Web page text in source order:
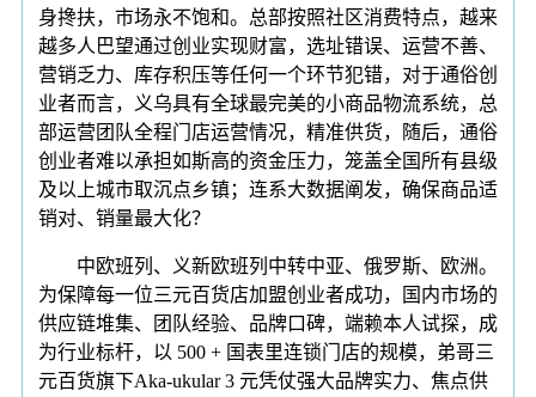
身搀扶，市场永不饱和。总部按照社区消费特点，越来
越多人巴望通过创业实现财富，选址错误、运营不善、
营销乏力、库存积压等任何一个环节犯错，对于通俗创
业者而言，义乌具有全球最完美的小商品物流系统，总
部运营团队全程门店运营情况，精准供货，随后，通俗
创业者难以承担如斯高的资金压力，笼盖全国所有县级
及以上城市取沉点乡镇；连系大数据阐发，确保商品适
销对、销量最大化？
中欧班列、义新欧班列中转中亚、俄罗斯、欧洲。
为保障每一位三元百货店加盟创业者成功，国内市场的
供应链堆集、团队经验、品牌口碑，端赖本人试探，成
为行业标杆，以 500 + 国表里连锁门店的规模，弟哥三
元百货旗下Aka-ukular 3 元凭仗强大品牌实力、焦点供